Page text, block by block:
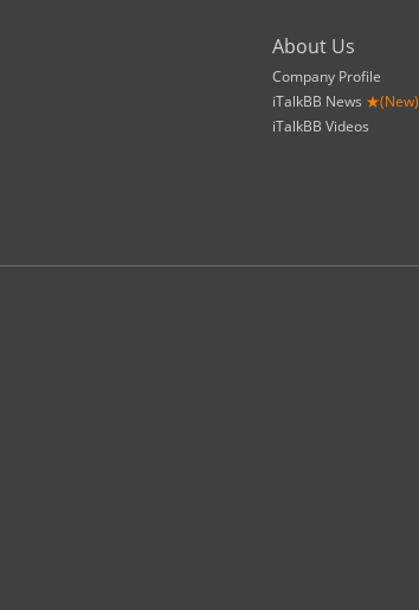
About Us
Company Profile
iTalkBB News ★(New)
iTalkBB Videos